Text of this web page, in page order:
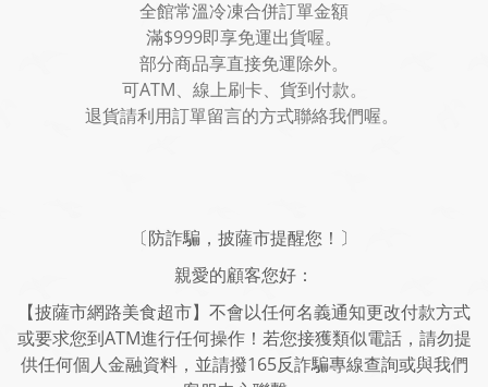
全館常溫冷凍合併訂單金額
滿$999即享免運出貨喔。
部分商品享直接免運除外。
可ATM、線上刷卡、貨到付款。
退貨請利用訂單留言的方式聯絡我們喔。
〔防詐騙，披薩市提醒您！〕
親愛的顧客您好：
【披薩市網路美食超市】不會以任何名義通知更改付款方式
或要求您到ATM進行任何操作！若您接獲類似電話，請勿提
供任何個人金融資料，並請撥165反詐騙專線查詢或與我們